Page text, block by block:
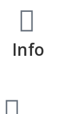
Info